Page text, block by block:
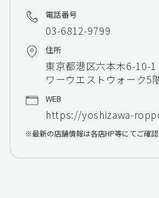
電話番号
03-6812-9799
住所
東京都港区六本木6-10-
ワーウエストウォーク5
WEB
https://yoshizawa-
最新の店舗情報は各店HP等にてご確認